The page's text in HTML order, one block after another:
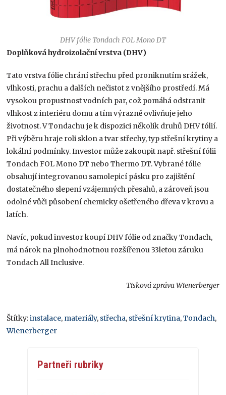
DHV fólie Tondach FOL Mono DT
Doplňková hydroizolační vrstva (DHV)
Tato vrstva fólie chrání střechu před proniknutím srážek,
vlhkosti, prachu a dalších nečistot z vnějšího prostředí. Má
vysokou propustnost vodních par, což pomáhá odstranit
vlhkost z interiéru domu a tím výrazně ovlivňuje jeho
životnost. V Tondachu je k dispozici několik druhů DHV fólií.
Při výběru hraje roli sklon a tvar střechy, typ střešní krytiny a
lokální podmínky. Investor může zakoupit např. střešní fólii
Tondach FOL Mono DT nebo Thermo DT. Vybrané fólie
obsahují integrovanou samolepicí pásku pro zajištění
dostatečného slepení vzájemných přesahů, a zároveň jsou
odolné vůči působení chemicky ošetřeného dřeva v krovu a
latích.
Navíc, pokud investor koupí DHV fólie od značky Tondach,
má nárok na plnohodnotnou rozšířenou 33letou záruku
Tondach All Inclusive.
Tisková zpráva Wienerberger
Štítky:instalace, materiály, střecha, střešní krytina,Tondach,
Wienerberger
Partneři rubriky